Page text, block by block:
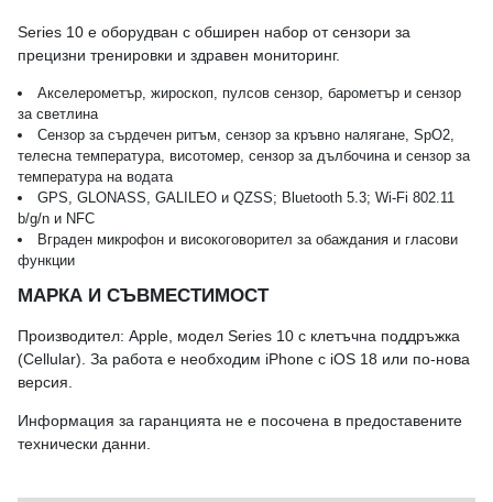
Series 10 е оборудван с обширен набор от сензори за
прецизни тренировки и здравен мониторинг.
Акселерометър, жироскоп, пулсов сензор, барометър и сензор
за светлина
Сензор за сърдечен ритъм, сензор за кръвно налягане, SpO2,
телесна температура, висотомер, сензор за дълбочина и сензор за
температура на водата
GPS, GLONASS, GALILEO и QZSS; Bluetooth 5.3; Wi‑Fi 802.11
b/g/n и NFC
Вграден микрофон и високоговорител за обаждания и гласови
функции
МАРКА И СЪВМЕСТИМОСТ
Производител: Apple, модел Series 10 с клетъчна поддръжка
(Cellular). За работа е необходим iPhone с iOS 18 или по‑нова
версия.
Информация за гаранцията не е посочена в предоставените
технически данни.